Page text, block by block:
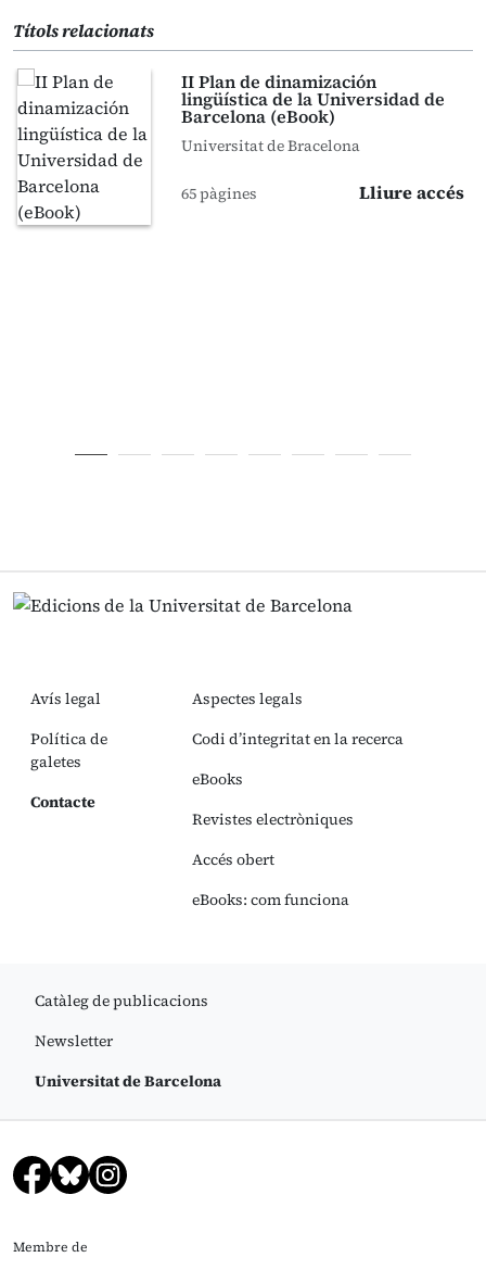
Títols relacionats
II Plan de dinamización
lingüística de la Universidad de
Barcelona (eBook)
Universitat de Bracelona
65 pàgines Lliure accés
Avís legal
Política de
galetes
Contacte
Aspectes legals
Codi d’integritat en la recerca
eBooks
Revistes electròniques
Accés obert
eBooks: com funciona
Catàleg de publicacions
Newsletter
Universitat de Barcelona
Membre de